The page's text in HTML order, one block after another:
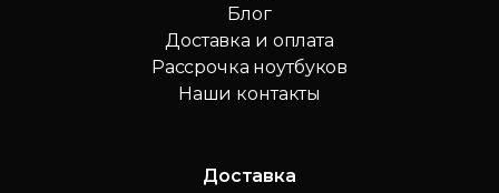
Блог
Доставка и оплата
Рассрочка ноутбуков
Наши контакты
Доставка